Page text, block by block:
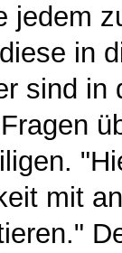
jedem
in
sind in
mit